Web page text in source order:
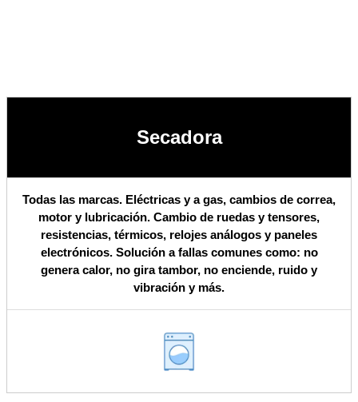
Secadora
Todas las marcas. Eléctricas y a gas, cambios de correa,
motor y lubricación. Cambio de ruedas y tensores,
resistencias, térmicos, relojes análogos y paneles
electrónicos. Solución a fallas comunes como: no
genera calor, no gira tambor, no enciende, ruido y
vibración y más.